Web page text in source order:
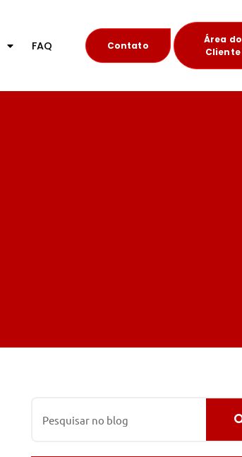
FAQ Contato
Área do
Cliente